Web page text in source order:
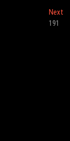
Next
191